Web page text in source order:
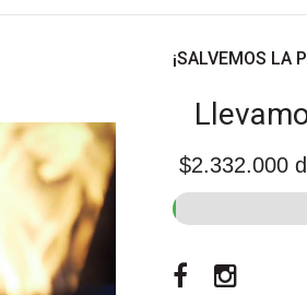
¡SALVEMOS LA
$2.332.000
Facebook